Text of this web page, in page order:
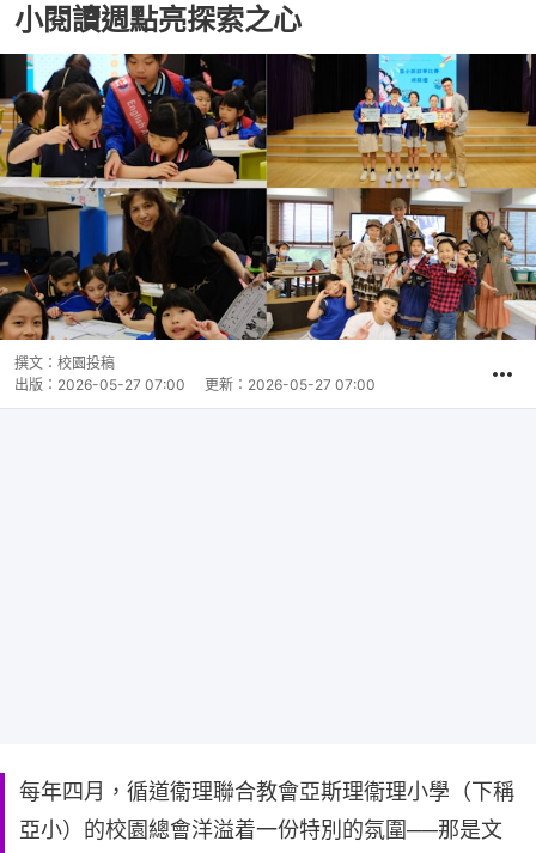
小閱讀週點亮探索之心
撰文： 校園投稿
出版： 2026-05-27 07:00 更新： 2026-05-27 07:00
每年四月，循道衞理聯合教會亞斯理衞理小學（下稱
亞小）的校園總會洋溢着一份特別的氛圍──那是文